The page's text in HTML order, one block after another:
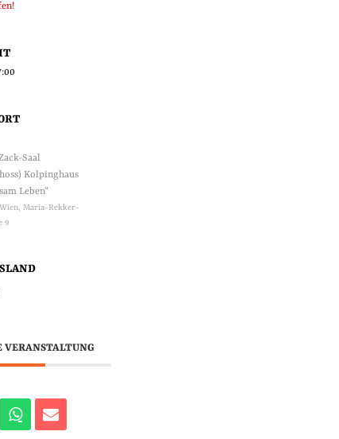
Saal
Kolpinghaus
Leben“
Wien, Maria-Rekker-
9
VERANSTALTUNG